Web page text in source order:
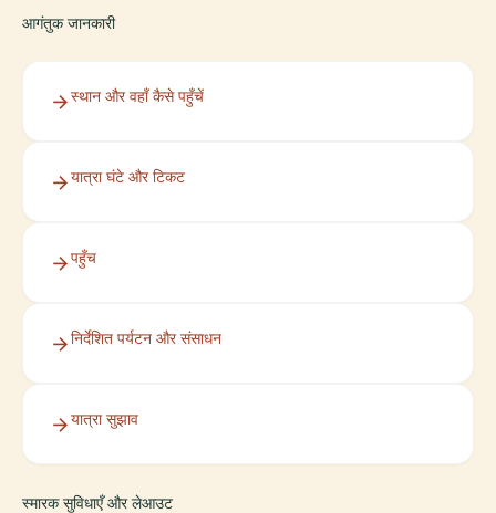
आगंतुक जानकारी
स्थान और वहाँ कैसे पहुँचें
यात्रा घंटे और टिकट
पहुँच
निर्देशित पर्यटन और संसाधन
यात्रा सुझाव
स्मारक सुविधाएँ और लेआउट